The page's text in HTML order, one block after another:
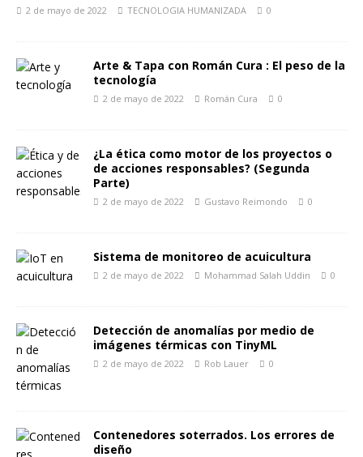
2 de mayo de 2022 TECNOLOGIA HUMANIZADA 0
Arte & Tapa con Román Cura : El peso de la
tecnología
2 de mayo de 2022 Román Cura 0
¿La ética como motor de los proyectos o
de acciones responsables? (Segunda
Parte)
2 de mayo de 2022 Gustavo Reimondo 0
Sistema de monitoreo de acuicultura
2 de mayo de 2022 Mohammad Salah Uddin 0
Detección de anomalías por medio de
imágenes térmicas con TinyML
2 de mayo de 2022 Rob Lauer 0
Contenedores soterrados. Los errores de
diseño